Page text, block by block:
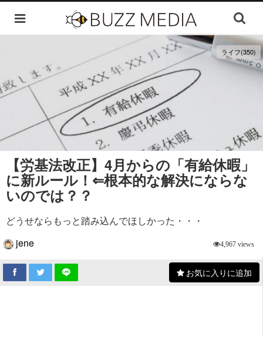
ライフ(350)
【労基法改正】4月からの「有給休暇」
に新ルール！⇐根本的な解決にならな
いのでは？？
どうせならもっと踏み込んでほしかった・・・
jene
4,967 views
お気に入りに追加